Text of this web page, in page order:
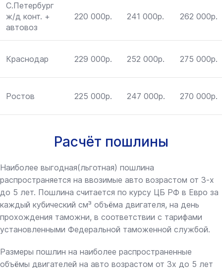
С.Петербург
ж/д конт. +
автовоз
220 000р. 241 000р. 262 000р.
Краснодар 229 000р. 252 000р. 275 000р.
Ростов 225 000р. 247 000р. 270 000р.
Расчёт пошлины
Наиболее выгодная(льготная) пошлина
распространяется на ввозимые авто возрастом от 3-х
до 5 лет. Пошлина считается по курсу ЦБ РФ в Евро за
каждый кубический см³ объёма двигателя, на день
прохождения таможни, в соответствии с тарифами
установленными Федеральной таможенной службой.
Размеры пошлин на наиболее распространенные
объёмы двигателей на авто возрастом от 3х до 5 лет